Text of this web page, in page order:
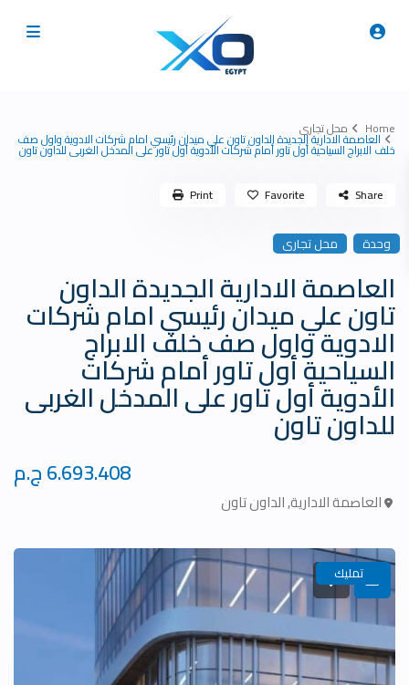
Home محل تجارى
العاصمة الادارية الجديدة الداون تاون علي ميدان رئيسي امام شركات الادوية واول صف
خلف الابراج السياحية أول تاور أمام شركات الأدوية أول تاور على المدخل الغربى للداون تاون
وحدة محل تجارى
العاصمة الادارية الجديدة الداون
تاون علي ميدان رئيسي امام شركات
الادوية واول صف خلف الابراج
السياحية أول تاور أمام شركات
الأدوية أول تاور على المدخل الغربى
للداون تاون
6.693.408 ج.م
العاصمة الادارية,الداون تاون
Share
Favorite
Print
تمليك